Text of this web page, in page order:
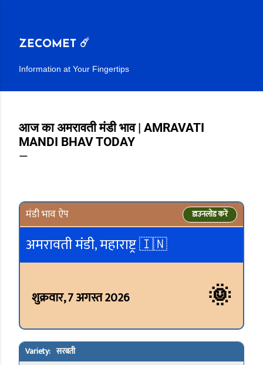
ZECOMET ☄️
Information at Your Fingertips
आज का अमरावती मंडी भाव | AMRAVATI
MANDI BHAV TODAY
मंडी भाव ऐप डाउनलोड करें
अमरावती मंडी, महाराष्ट्र 🇮🇳
शुक्रवार, 7 अगस्त 2026 🌞
सरबती